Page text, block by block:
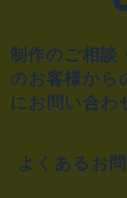
制作のご相談
のお客様から
にお問い合わ
よくあるお